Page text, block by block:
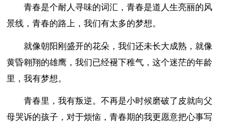
青春是个耐人寻味的词汇，青春是道人生亮丽的风
景线，青春的路上，我们有太多的梦想。
就像朝阳刚盛开的花朵，我们还未长大成熟，就像
黄昏翱翔的雄鹰，我们已经褪下稚气，这个迷茫的年龄
里，我有梦想。
青春里，我有叛逆。不再是小时候磨破了皮就向父
母哭诉的孩子，对于烦恼，青春期的我更愿意把心事写